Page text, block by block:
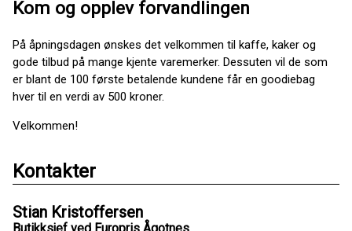
Kom og opplev forvandlingen
På åpningsdagen ønskes det velkommen til kaffe, kaker og
gode tilbud på mange kjente varemerker. Dessuten vil de som
er blant de 100 første betalende kundene får en goodiebag
hver til en verdi av 500 kroner.
Velkommen!
Kontakter
Stian Kristoffersen